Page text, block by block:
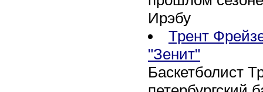
Ирэбу
Трент
"Зенит"
Баскетболист